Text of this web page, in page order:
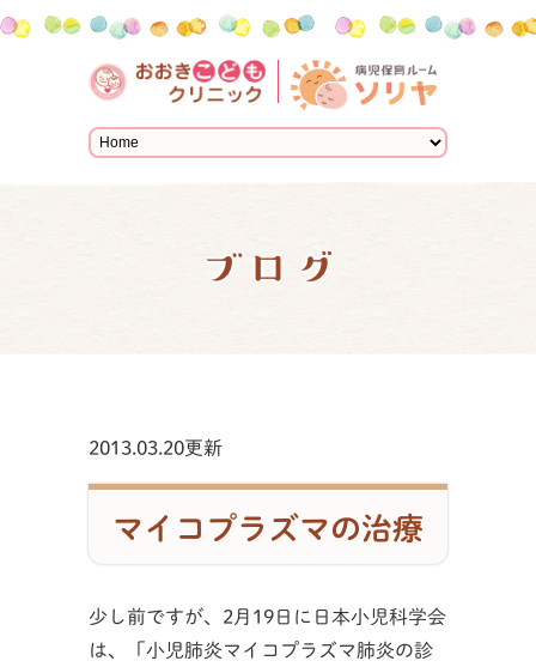
ブログ
2013.03.20更新
マイコプラズマの治療
少し前ですが、2月19日に日本小児科学会
は、「小児肺炎マイコプラズマ肺炎の診